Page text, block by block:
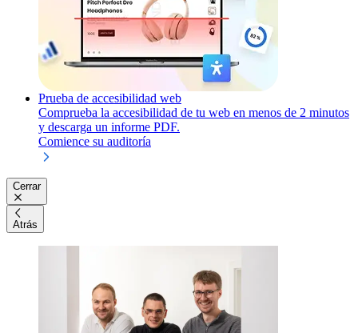
Prueba de accesibilidad web
Comprueba la accesibilidad de tu web en menos de 2 minutos
y descarga un informe PDF.
Comience su auditoría
Cerrar
Atrás